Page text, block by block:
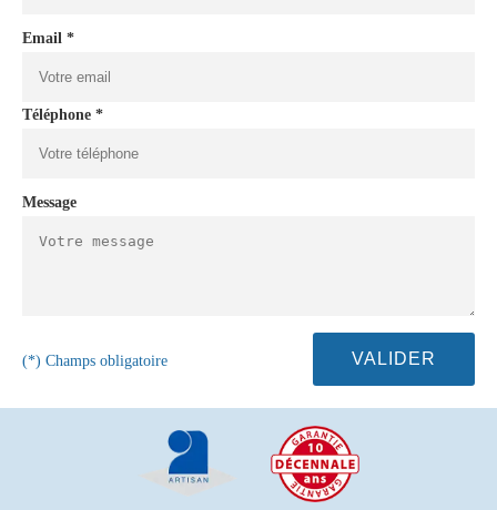
Email *
Téléphone *
Message
(*) Champs obligatoire